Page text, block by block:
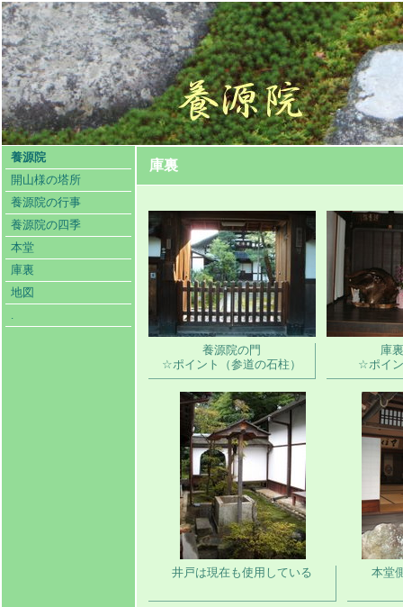
養源院
開山様の塔所
養源院の行事
養源院の四季
本堂
庫裏
地図
.
庫裏
養源院の門
☆ポイント（参道の石柱）
庫
☆ポイ
井戸は現在も使用している 本堂